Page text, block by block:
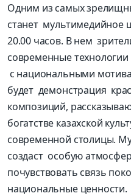
Одним из самых
станет мультимедийное
20.00 часов. В нем
современные
с национальными
будет демонстрация
композиций,
богатстве казахской
современной столицы.
создаст особую
почувствовать связь
национальные ценности.